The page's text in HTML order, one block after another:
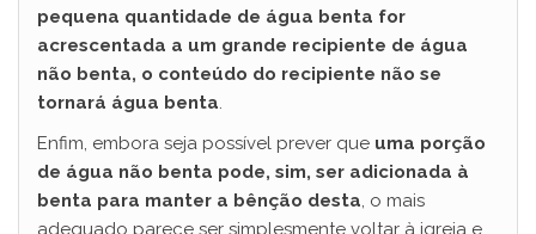
pequena quantidade de água benta for
acrescentada a um grande recipiente de água
não benta, o conteúdo do recipiente não se
tornará água benta.
Enfim, embora seja possível prever que uma porção
de água não benta pode, sim, ser adicionada à
benta para manter a bênção desta, o mais
adequado parece ser simplesmente voltar à igreja e